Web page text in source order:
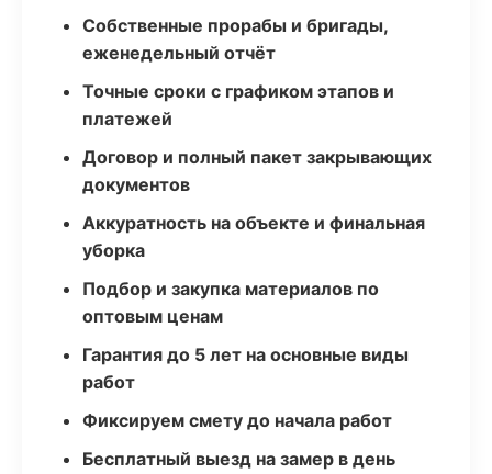
Собственные прорабы и бригады,
еженедельный отчёт
Точные сроки с графиком этапов и
платежей
Договор и полный пакет закрывающих
документов
Аккуратность на объекте и финальная
уборка
Подбор и закупка материалов по
оптовым ценам
Гарантия до 5 лет на основные виды
работ
Фиксируем смету до начала работ
Бесплатный выезд на замер в день